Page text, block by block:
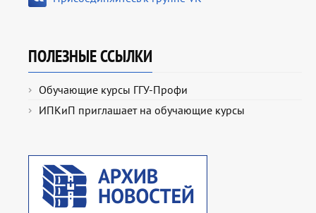
ПОЛЕЗНЫЕ ССЫЛКИ
Обучающие курсы ГГУ-Профи
ИПКиП приглашает на обучающие курсы